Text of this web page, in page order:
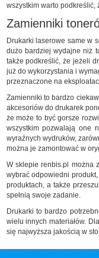
wszystkim warto podkreślić,
Zamienniki
Drukarki laserowe same w
dużo bardziej wydajne niż
także podkreślić, że jeżeli
już do wykorzystania i
przeznaczone na
Zamienniki to bardzo
akcesoriów do drukarek
że może to być gorsze
wszystkim pozwalają one
wyraźnych wydruków,
można je zamontować w
W sklepie renbis.pl można
wybrać odpowiedni
produktach, a także
spełnią swoje zadanie.
Drukarki to bardzo
wielu innych materiałów.
się najwyższa jakością w